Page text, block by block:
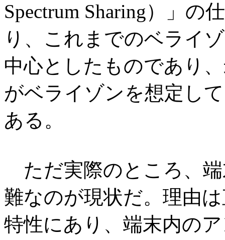
Spectrum Sharing）」の
り、これまでのベライ
中心としたものであり
がベライゾンを想定し
ある。
ただ実際のところ、
難なのが現状だ。理由
特性にあり、端末内の